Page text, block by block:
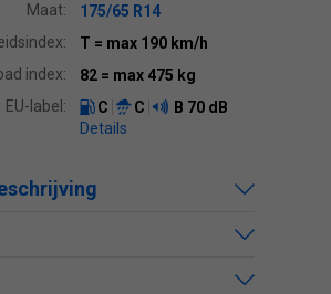
Maat:
175/65 R14
T = max 190 km/h
index:
82 = max 475 kg
EU-label:
C C B 70 dB
Details